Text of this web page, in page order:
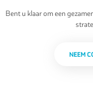
Bent u klaar om een
NEEM